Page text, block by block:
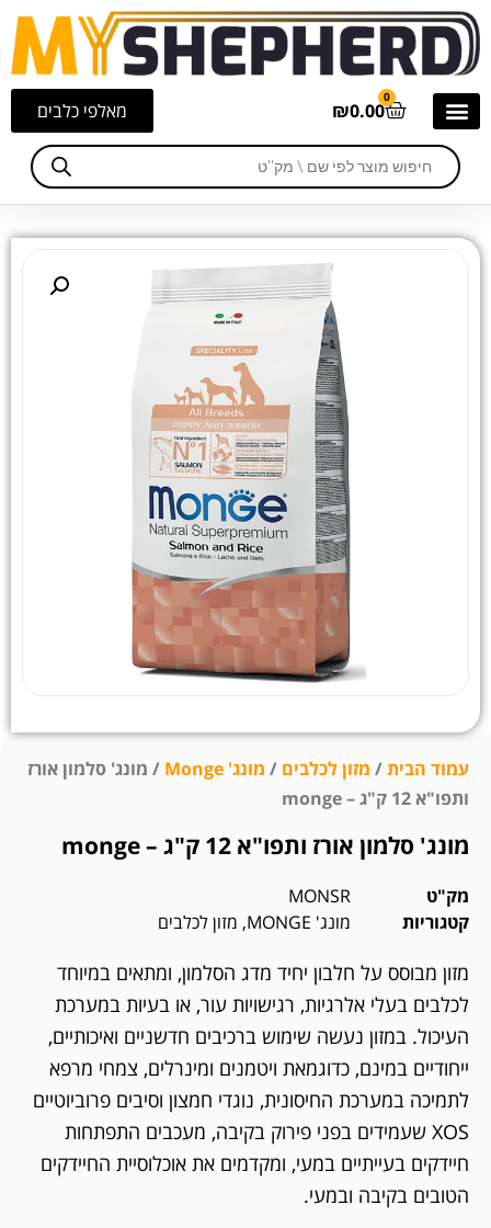
מאלפי כלבים ₪0.00
0
עמוד הבית/ מזון לכלבים / מונג' Monge
/ מונג' סלמון אורז
ותפו"א 12 ק"ג – monge
מונג' סלמון אורז ותפו"א 12 ק"ג – monge
מק"ט
MONSR
קטגוריות
מונג' MONGE , מזון לכלבים
מזון מבוסס על חלבון יחיד מדג הסלמון, ומתאים במיוחד
לכלבים בעלי אלרגיות, רגישויות עור, או בעיות במערכת
העיכול. במזון נעשה שימוש ברכיבים חדשניים ואיכותיים,
ייחודיים במינם, כדוגמאת ויטמנים ומינרלים, צמחי מרפא
לתמיכה במערכת החיסונית, נוגדי חמצון וסיבים פרוביוטיים
XOS שעמידים בפני פירוק בקיבה, מעכבים התפתחות
חיידקים בעייתיים במעי, ומקדמים את אוכלוסיית החיידקים
הטובים בקיבה ובמעי.